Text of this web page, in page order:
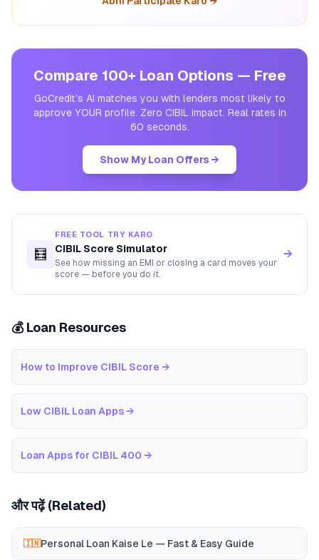
Compare 100+ Loan Options — Free
GoCredit's AI matches you with lenders most likely to
approve YOUR profile. Zero CIBIL impact. Real rates in
60 seconds.
Show My Loan Offers →
🧮
FREE TOOL TRY KARO
CIBIL Score Simulator
See how missing an EMI or closing a card moves your
score — before you do it.
→
💰 Loan Resources
How to Improve CIBIL Score →
Low CIBIL Loan Apps →
Loan Apps for CIBIL 400 →
और पढ़ें (Related)
🇮🇳Personal Loan Kaise Le — Fast & Easy Guide